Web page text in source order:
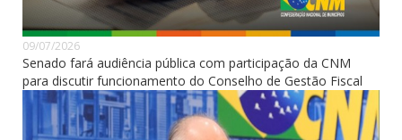
09/07/2026
Senado fará audiência pública com participação da CNM
para discutir funcionamento do Conselho de Gestão Fiscal